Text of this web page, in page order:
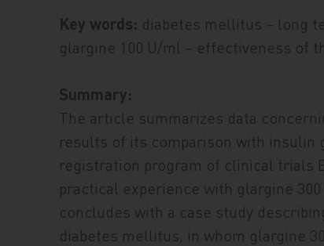
Key words: diabetes mellitus – long
glargine 100 U/ml – effectiveness of
Summary:
The article summarizes data
results of its comparison with insulin
registration program of clinical trials
practical experience with glargine
concludes with a case study
diabetes mellitus, in whom glargine